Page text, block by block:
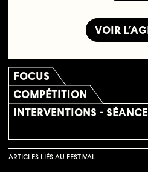
expression artistique libre,
codes et regles de «
souleverons au fil de séances
expérimental et cinéma de
VOIR
FOCUS
COMPÉTITION
INTERVENTIONS -
ARTICLES LIÉS AU FESTIVAL